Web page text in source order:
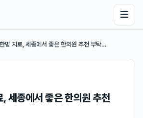
☰
방 치료, 세종에서 좋은 한의원 추천 부탁…
, 세종에서 좋은 한의원 추천